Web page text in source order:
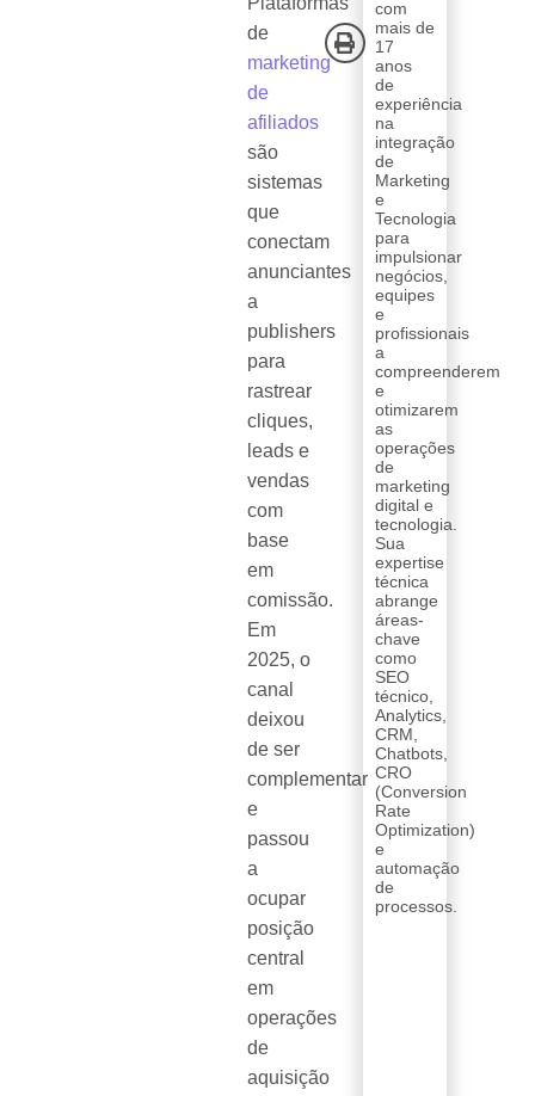
de
marketing
de
afiliados
são
sistemas
que
conectam
anunciantes
a
publishers
para
rastrear
cliques,
leads e
vendas
com
base
em
comissão.
Em
2025, o
canal
deixou
de ser
complementar
e
passou
a
ocupar
posição
central
em
operações
de
aquisição
com
mais de
17
anos
de
experiência
na
integração
de
Marketing
e
Tecnologia
para
impulsionar
negócios,
equipes
e
profissionais
a
compreenderem
e
otimizarem
as
operações
de
marketing
digital e
tecnologia.
Sua
expertise
técnica
abrange
áreas-
chave
como
SEO
técnico,
Analytics,
CRM,
Chatbots,
CRO
(Conversion
Rate
Optimization)
e
automação
de
processos.